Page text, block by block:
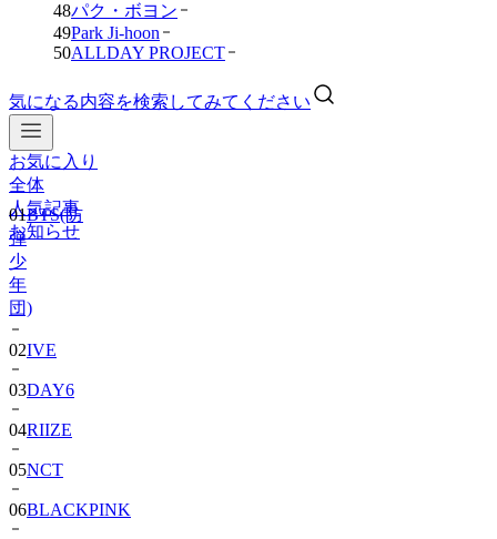
48パク・ボヨン
49Park Ji-hoon
50ALLDAY PROJECT
気になる内容を検索してみてください
お気に入り
全体
人気記事
お知らせ
01BTS(防
弾
少
年
団)
02 IVE
03DAY6
04RIIZE
05NCT
06BLACKPINK
07TWS